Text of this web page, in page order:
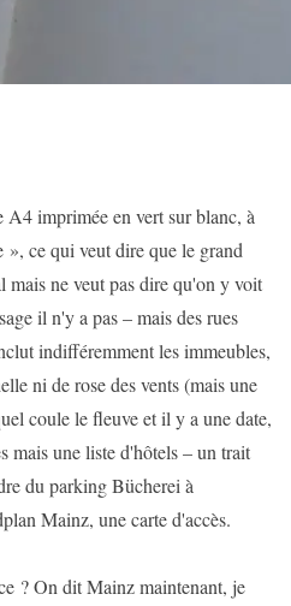
imprimée en vert sur blanc, à
ce qui veut dire que le grand
mais ne veut pas dire qu'on y voit
il n'y a pas – mais des rues
indifféremment les immeubles,
ni de rose des vents (mais une
coule le fleuve et il y a une date,
mais une liste d'hôtels – un trait
du parking Bücherei à
Mainz, une carte d'accès.
? On dit Mainz maintenant, je